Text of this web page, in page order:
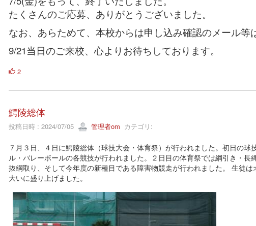
たくさんのご応募、ありがとうございました。
なお、あらためて、本校からは申し込み確認のメール等
9/21当日のご来校、心よりお待ちしております。
2
鰐陵総体
投稿日時 : 2024/07/05 管理者om カテゴリ:
７月３日、４日に鰐陵総体（球技大会・体育祭）が行われました。初日の
ル・バレーボールの各競技が行われました。２日目の体育祭では綱引き・
抜綱取り、そして今年度の新種目である障害物競走が行われました。 生徒
大いに盛り上げました。